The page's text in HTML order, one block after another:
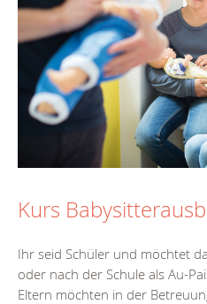
Kurs
Ihr seid Schüler und möchtet
oder nach der Schule als Au-
Eltern möchten in der